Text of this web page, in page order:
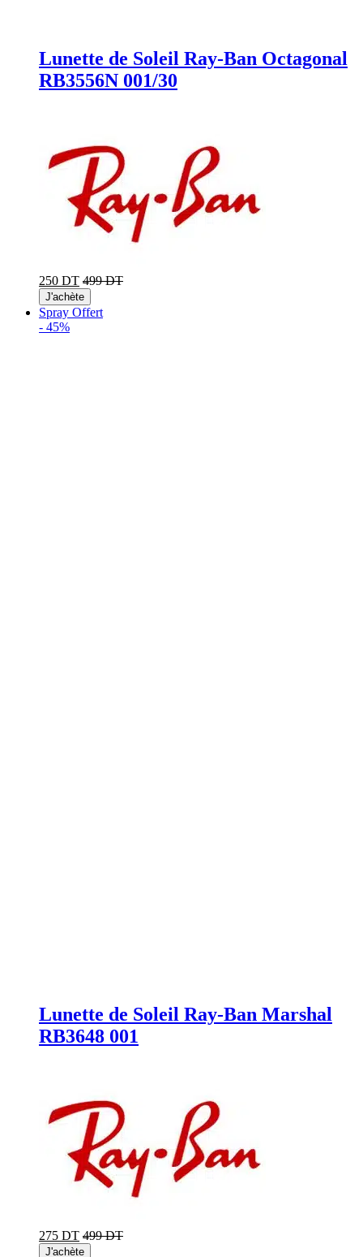
Lunette de Soleil Ray-Ban Octagonal
RB3556N 001/30
250 DT 499 DT
J'achète
Spray Offert
- 45%
Lunette de Soleil Ray-Ban Marshal
RB3648 001
275 DT 499 DT
J'achète